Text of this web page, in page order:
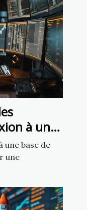
à une
site
une base de
une